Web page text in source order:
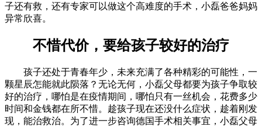
子还有救，还有专家可以做这个高难度的手术，小磊爸爸妈妈
异常欣喜。
不惜代价，要给孩子较好的治疗
孩子还处于青春年少，未来充满了各种精彩的可能性，一
颗星辰怎能就此陨落？无论无何，小磊父母都要为孩子争取较
好的治疗，哪怕是在疫情期间，哪怕只有一丝机会，花费多少
时间和金钱都在所不惜。趁孩子现在还没什么症状，趁着刚发
现，能治救治。为了进一步咨询德国手术相关事宜，小磊父母